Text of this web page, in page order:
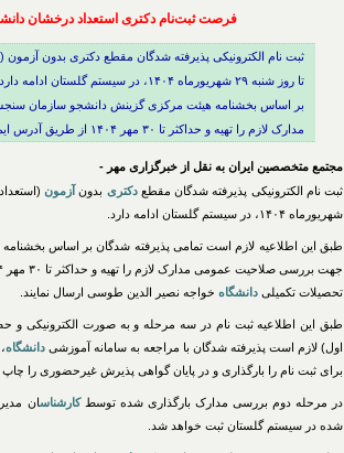
فرصت ثبت‌نام دکتری استعداد درخشان دانشگاه
ثبت نام الکترونیکی پذیرفته شدگان مقطع دکتری بدون
تا روز شنبه ۲۹ شهریورماه ۱۴۰۴، در
بر اساس بخشنامه هیئت مرکزی گزینش دانشجو سازمان
مدارک لازم را تهیه و حداکثر تا ۳۰ مهر ۱۴۰۴ از طریق آدرس ایمیل Paziresh@kntu.
مجتمع متخصصین ایران به نقل از خبرگزاری مهر -
ثبت نام الکترونیکی پذیرفته شدگان مقطع دکتری بدونآزمون
شهریورماه ۱۴۰۴، در سیستم گلستان ادامه دارد.
طبق این اطلاعیه لازم است تمامی پذیرفته شدگان بر اساس
جهت بررسی صلاحیت عمومی مدارک لازم را تهیه و حداکثر تا ۳۰ مهر ۱۴۰۴ از طریق آدرس ایمیل
تحصیلات تکمیلی دانشگاه خواجه نصیر الدین طوسی ارسال نمایند.
طبق این اطلاعیه ثبت نام در سه مرحله و به صورت الکترونیکی و
اول) لازم است پذیرفته شدگان با مراجعه به سامانه آموزشی دانشگاه
برای ثبت نام را بارگذاری و در پایان گواهی پذیرش غیرحضوری را چاپ
در مرحله دوم بررسی مدارک بارگذاری شده توسط کارشناسان
شده در سیستم گلستان ثبت خواهد شد.